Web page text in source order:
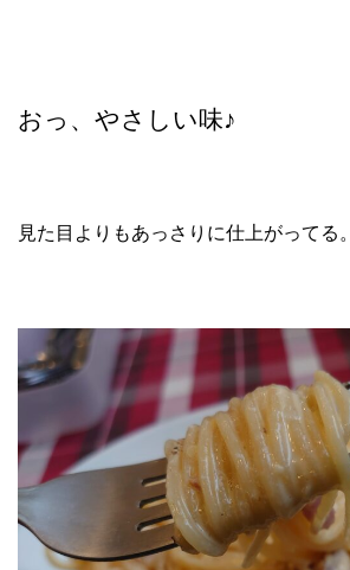
おっ、やさしい味♪
見た目よりもあっさりに仕上がってる。